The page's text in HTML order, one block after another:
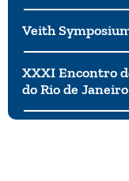
Veith
XXXI Encontro
do Rio de Janeiro